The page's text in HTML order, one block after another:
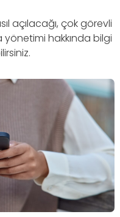
açılacağı, çok görevli
hakkında bilgi